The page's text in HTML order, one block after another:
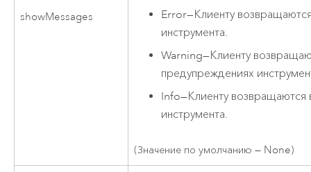
showMessages
Error—Клиенту
инструмента.
Warning—Клиенту
предупреждениях
Info—Клиенту
инструмента.
(Значение по умолчанию — None)